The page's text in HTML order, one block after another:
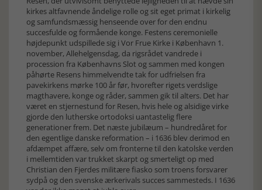
kirkes altfavnende åndelige rolle og sit eget primat i kirkelig
og samfundsmæssig henseende over for den endnu
succesfulde og formående konge. Festens ceremonielle
højdepunkt udspillede sig i Vor Frue Kirke i København 1.
november, Allehelgensdag, da rigsrådet vandrede i
procession fra Københavns Slot og sammen med kongen
påhørte Resens himmelvendte tak for udfrielsen fra
pavekirkens mørke 100 år før, hvorefter rigets verdslige
magthavere, konge og råder, sammen gik til alters. Det har
været en stjernestund for Resen, hvis hele og alsidige virke
gjorde den lutherske ortodoksi uantastelig flere
generationer frem. Det næste jubilæum – hundredåret for
den egentlige danske reformation – i 1636 blev derimod en
afdæmpet affære, selv om fronterne til den katolske verden
i mellemtiden var trukket skarpt og smerteligt op med
Christian den Fjerdes militære fiasko som troens forsvarer
sydpå og den svenske ærkerivals succes sammesteds. I 1636